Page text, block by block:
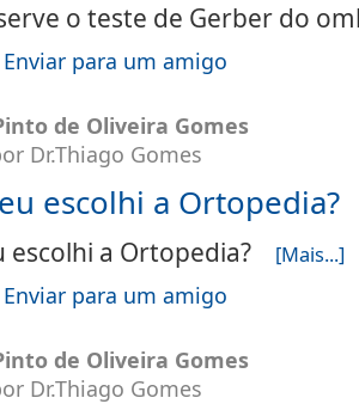
o teste de Gerber do
Enviar para um amigo
de Oliveira Gomes
Dr.Thiago Gomes
escolhi a Ortopedia?
escolhi a Ortopedia? [Mais...]
Enviar para um amigo
de Oliveira Gomes
Dr.Thiago Gomes